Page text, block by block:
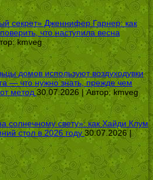
секрет» Дженнифер Гарнер: как
что наступила весна
kmveg
домов используют воздуходувки
— что нужно знать, прежде чем
метод 30.07.2026 | Автор:kmveg
солнечному свету»: как Хайди Клум
стол в 2026 году 30.07.2026 |